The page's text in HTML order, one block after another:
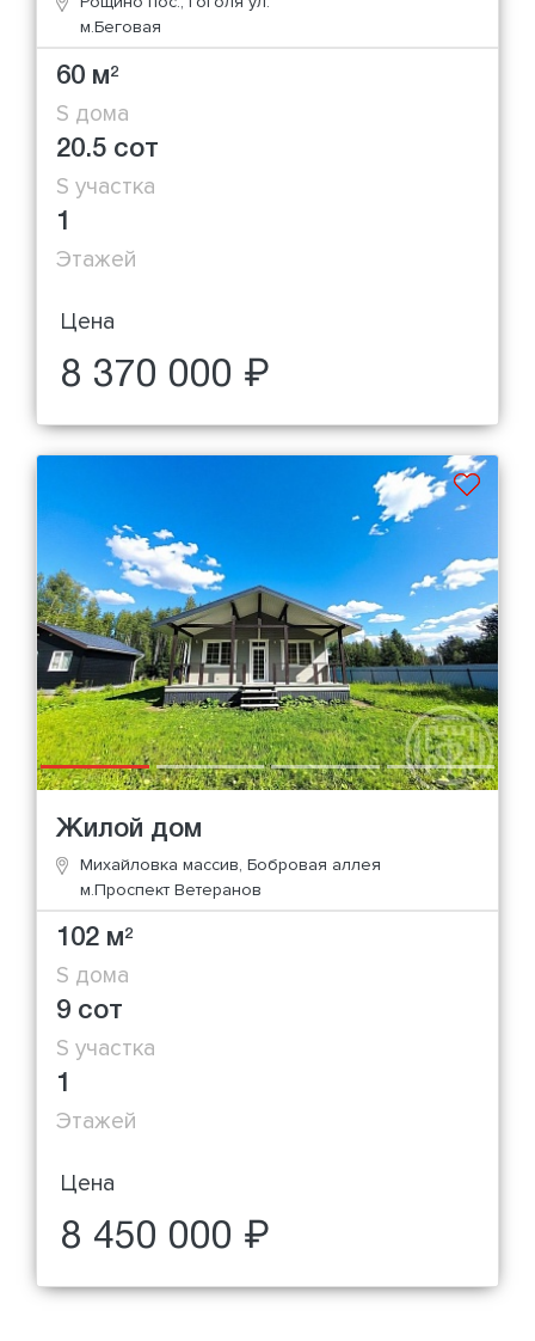
м.Беговая
60 м2
S дома
20.5 сот
S участка
1
Этажей
Цена
8 370 000 ₽
Жилой дом
Михайловка массив, Бобровая аллея
м.Проспект Ветеранов
102 м2
S дома
9 сот
S участка
1
Этажей
Цена
8 450 000 ₽